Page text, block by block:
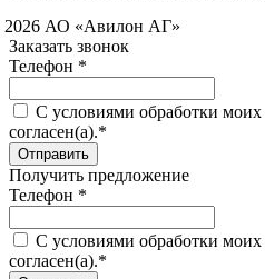
АО «Авилон АГ»
Заказать звонок
Телефон *
C условиями обработки
согласен(а).*
Получить предложение
Телефон *
C условиями обработки
согласен(а).*